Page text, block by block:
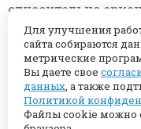
относительно
границах
обл. Московская,
г. Подольск,
ул. Курская, дом
6092969,7
Для улучшения
сайта собираются
метрические
Вы даете свое
данных, а также
Политикой
Файлы cookie можно